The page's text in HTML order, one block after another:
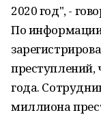
2020 год", -
По
преступлений,
года.
миллиона